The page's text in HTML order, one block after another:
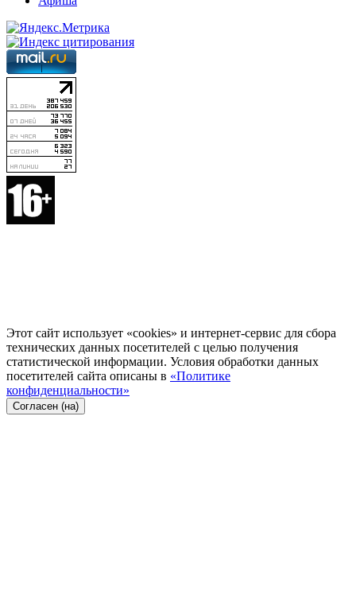
Этот сайт использует «cookies» и интернет-сервис для сбора
технических данных посетителей с целью получения
статистической информации. Условия обработки данных
посетителей сайта описаны в «Политике
конфиденциальности»
Согласен (на)